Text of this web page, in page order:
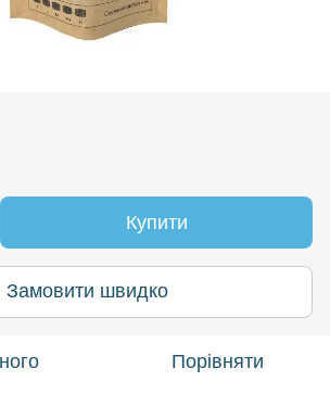
Купити
Замовити швидко
Порівняти